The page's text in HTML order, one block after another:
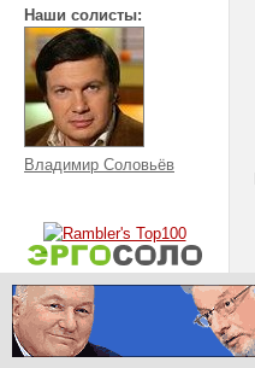
Наши солисты:
Владимир Соловьёв